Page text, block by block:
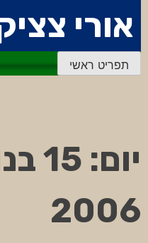
לתוכן
אורי
תפריט ראשי
יום:
15
2006